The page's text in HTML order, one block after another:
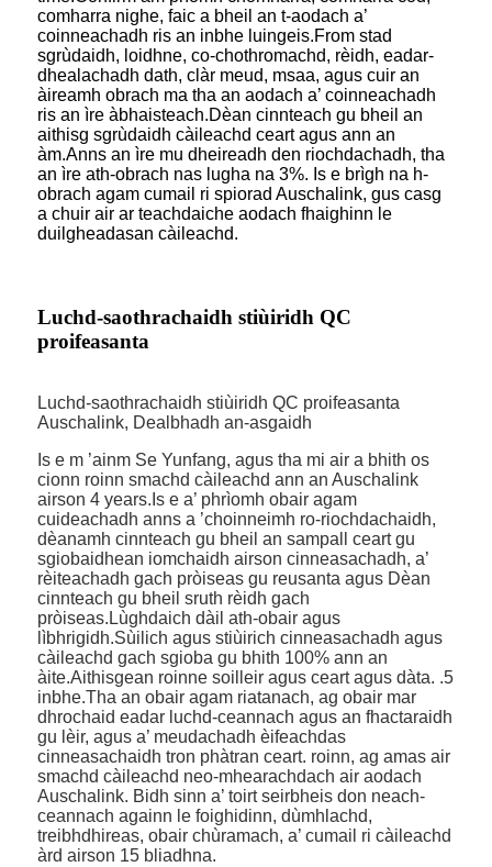
comharra nighe, faic a bheil an t-aodach a’
coinneachadh ris an inbhe luingeis.From stad
sgrùdaidh, loidhne, co-chothromachd, rèidh, eadar-
dhealachadh dath, clàr meud, msaa, agus cuir an
àireamh obrach ma tha an aodach a’ coinneachadh
ris an ìre àbhaisteach.Dèan cinnteach gu bheil an
aithisg sgrùdaidh càileachd ceart agus ann an
àm.Anns an ìre mu dheireadh den riochdachadh, tha
an ìre ath-obrach nas lugha na 3%. Is e brìgh na h-
obrach agam cumail ri spiorad Auschalink, gus casg
a chuir air ar teachdaiche aodach fhaighinn le
duilgheadasan càileachd.
Luchd-saothrachaidh stiùiridh QC
proifeasanta
Luchd-saothrachaidh stiùiridh QC proifeasanta
Auschalink, Dealbhadh an-asgaidh
Is e m ’ainm Se Yunfang, agus tha mi air a bhith os
cionn roinn smachd càileachd ann an Auschalink
airson 4 years.Is e a’ phrìomh obair agam
cuideachadh anns a ’choinneimh ro-riochdachaidh,
dèanamh cinnteach gu bheil an sampall ceart gu
sgiobaidhean iomchaidh airson cinneasachadh, a’
rèiteachadh gach pròiseas gu reusanta agus Dèan
cinnteach gu bheil sruth rèidh gach
pròiseas.Lùghdaich dàil ath-obair agus
lìbhrigidh.Sùilich agus stiùirich cinneasachadh agus
càileachd gach sgioba gu bhith 100% ann an
àite.Aithisgean roinne soilleir agus ceart agus dàta. .5
inbhe.Tha an obair agam riatanach, ag obair mar
dhrochaid eadar luchd-ceannach agus an fhactaraidh
gu lèir, agus a’ meudachadh èifeachdas
cinneasachaidh tron ​​phàtran ceart. roinn, ag amas air
smachd càileachd neo-mhearachdach air aodach
Auschalink. Bidh sinn a’ toirt seirbheis don neach-
ceannach againn le foighidinn, dùmhlachd,
treibhdhireas, obair chùramach, a’ cumail ri càileachd
àrd airson 15 bliadhna.